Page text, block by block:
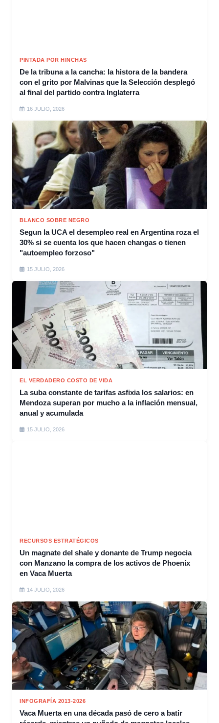
PINTADA POR HINCHAS
De la tribuna a la cancha: la histora de la bandera
con el grito por Malvinas que la Selección desplegó
al final del partido contra Inglaterra
16 JULIO, 2026
BLANCO SOBRE NEGRO
Segun la UCA el desempleo real en Argentina roza el
30% si se cuenta los que hacen changas o tienen
"autoempleo forzoso"
15 JULIO, 2026
EL VERDADERO COSTO DE VIDA
La suba constante de tarifas asfixia los salarios: en
Mendoza superan por mucho a la inflación mensual,
anual y acumulada
15 JULIO, 2026
RECURSOS ESTRATÉGICOS
Un magnate del shale y donante de Trump negocia
con Manzano la compra de los activos de Phoenix
en Vaca Muerta
14 JULIO, 2026
INFOGRAFÍA 2013-2026
Vaca Muerta en una década pasó de cero a batir